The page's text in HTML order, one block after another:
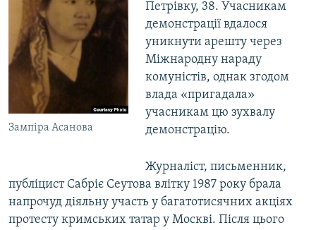
Зампіра Асанова
Петрівку, 38. Учасникам
демонстрації вдалося
уникнути арешту через
Міжнародну нараду
комуністів, однак згодом
влада «пригадала»
учасникам цю зухвалу
демонстрацію.
Журналіст, письменник,
публіцист Сабріє Сеутова влітку 1987 року брала
напрочуд діяльну участь у багатотисячних акціях
протесту кримських татар у Москві. Після цього